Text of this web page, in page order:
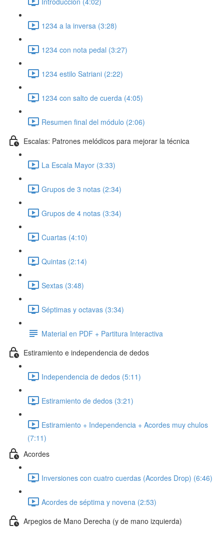
1234 a la inversa (3:28)
1234 con nota pedal (3:27)
1234 estilo Satriani (2:22)
1234 con salto de cuerda (4:05)
Resumen final del módulo (2:06)
Escalas: Patrones melódicos para mejorar la técnica
La Escala Mayor (3:33)
Grupos de 3 notas (2:34)
Grupos de 4 notas (3:34)
Cuartas (4:10)
Quintas (2:14)
Sextas (3:48)
Séptimas y octavas (3:34)
Material en PDF + Partitura Interactiva
Estiramiento e independencia de dedos
Independencia de dedos (5:11)
Estiramiento de dedos (3:21)
Estiramiento + Independencia + Acordes muy chulos
(7:11)
Acordes
Inversiones con cuatro cuerdas (Acordes Drop) (6:46)
Acordes de séptima y novena (2:53)
Arpegios de Mano Derecha (y de mano izquierda)